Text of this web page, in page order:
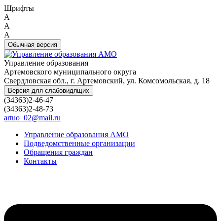
Шрифты
A
A
A
Обычная версия
Управление образования
Артемовского муниципального округа
Свердловская обл., г. Артемовский, ул. Комсомольская, д. 18
Версия для слабовидящих
(34363)2-46-47
(34363)2-48-73
artuo_02@mail.ru
Управление образования АМО
Подведомственные организации
Обращения граждан
Контакты